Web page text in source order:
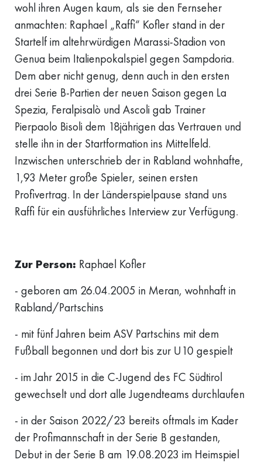
wohl ihren Augen kaum, als sie den Fernseher
anmachten: Raphael „Raffi“ Kofler stand in der
Startelf im altehrwürdigen Marassi-Stadion von
Genua beim Italienpokalspiel gegen Sampdoria.
Dem aber nicht genug, denn auch in den ersten
drei Serie B-Partien der neuen Saison gegen La
Spezia, Feralpisalò und Ascoli gab Trainer
Pierpaolo Bisoli dem 18jährigen das Vertrauen und
stelle ihn in der Startformation ins Mittelfeld.
Inzwischen unterschrieb der in Rabland wohnhafte,
1,93 Meter große Spieler, seinen ersten
Profivertrag. In der Länderspielpause stand uns
Raffi für ein ausführliches Interview zur Verfügung.
Zur Person: Raphael Kofler
- geboren am 26.04.2005 in Meran, wohnhaft in
Rabland/Partschins
- mit fünf Jahren beim ASV Partschins mit dem
Fußball begonnen und dort bis zur U10 gespielt
- im Jahr 2015 in die C-Jugend des FC Südtirol
gewechselt und dort alle Jugendteams durchlaufen
- in der Saison 2022/23 bereits oftmals im Kader
der Profimannschaft in der Serie B gestanden,
Debut in der Serie B am 19.08.2023 im Heimspiel